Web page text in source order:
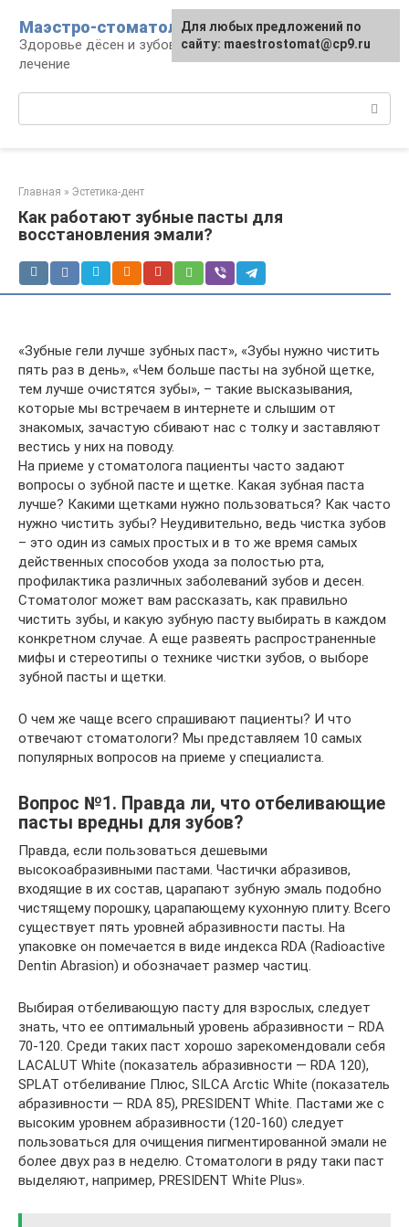
контенту
Маэстро-стоматолог
Здоровье дёсен и зубов, диагностика и
лечение
Главная » Эстетика-дент
Как работают зубные пасты для
восстановления эмали?
«Зубные гели лучше зубных паст», «Зубы нужно чистить
пять раз в день», «Чем больше пасты на зубной щетке,
тем лучше очистятся зубы», – такие высказывания,
которые мы встречаем в интернете и слышим от
знакомых, зачастую сбивают нас с толку и заставляют
вестись у них на поводу.
На приеме у стоматолога пациенты часто задают
вопросы о зубной пасте и щетке. Какая зубная паста
лучше? Какими щетками нужно пользоваться? Как часто
нужно чистить зубы? Неудивительно, ведь чистка зубов
– это один из самых простых и в то же время самых
действенных способов ухода за полостью рта,
профилактика различных заболеваний зубов и десен.
Стоматолог может вам рассказать, как правильно
чистить зубы, и какую зубную пасту выбирать в каждом
конкретном случае. А еще развеять распространенные
мифы и стереотипы о технике чистки зубов, о выборе
зубной пасты и щетки.
О чем же чаще всего спрашивают пациенты? И что
отвечают стоматологи? Мы представляем 10 самых
популярных вопросов на приеме у специалиста.
Вопрос №1. Правда ли, что отбеливающие
пасты вредны для зубов?
Правда, если пользоваться дешевыми
высокоабразивными пастами. Частички абразивов,
входящие в их состав, царапают зубную эмаль подобно
чистящему порошку, царапающему кухонную плиту. Всего
существует пять уровней абразивности пасты. На
упаковке он помечается в виде индекса RDA (Radioactive
Dentin Abrasion) и обозначает размер частиц.
Выбирая отбеливающую пасту для взрослых, следует
знать, что ее оптимальный уровень абразивности – RDA
70-120. Среди таких паст хорошо зарекомендовали себя
LACALUT White (показатель абразивности — RDA 120),
SPLAT отбеливание Плюс, SILCA Arctic White (показатель
абразивности — RDA 85), PRESIDENT White. Пастами же с
высоким уровнем абразивности (120-160) следует
пользоваться для очищения пигментированной эмали не
более двух раз в неделю. Стоматологи в ряду таки паст
выделяют, например, PRESIDENT White Plus».
Для любых предложений по
сайту: maestrostomat@cp9.ru